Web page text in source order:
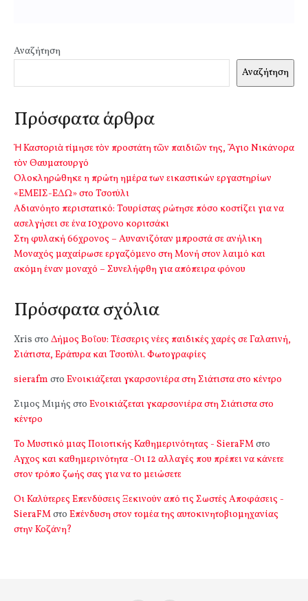
Αναζήτηση
Αναζήτηση
Πρόσφατα άρθρα
Ἡ Καστοριὰ τίμησε τὸν προστάτη τῶν παιδιῶν της, Ἅγιο Νικάνορα
τὸν Θαυματουργό
Ολοκληρώθηκε η πρώτη ημέρα των εικαστικών εργαστηρίων
«ΕΜΕΙΣ-ΕΔΩ» στο Τσοτύλι
Αδιανόητο περιστατικό: Τουρίστας ρώτησε πόσο κοστίζει για να
ασελγήσει σε ένα 10χρονο κοριτσάκι
Στη φυλακή 66χρονος – Αυνανιζόταν μπροστά σε ανήλικη
Μοναχός μαχαίρωσε εργαζόμενο στη Μονή στον λαιμό και
ακόμη έναν μοναχό – Συνελήφθη για απόπειρα φόνου
Πρόσφατα σχόλια
Xris στο Δήμος Βοΐου: Τέσσερις νέες παιδικές χαρές σε Γαλατινή,
Σιάτιστα, Εράτυρα και Τσοτύλι. Φωτογραφίες
sierafm στο Ενοικιάζεται γκαρσονιέρα στη Σιάτιστα στο κέντρο
Σιμος Μιμής στο Ενοικιάζεται γκαρσονιέρα στη Σιάτιστα στο
κέντρο
Το Μυστικό μιας Ποιοτικής Καθημερινότητας - SieraFMστο
Αγχος και καθημερινότητα -Οι 12 αλλαγές που πρέπει να κάνετε
στον τρόπο ζωής σας για να το μειώσετε
Οι Καλύτερες Επενδύσεις Ξεκινούν από τις Σωστές Αποφάσεις -
SieraFMστο Επένδυση στον τομέα της αυτοκινητοβιομηχανίας
στην Κοζάνη?